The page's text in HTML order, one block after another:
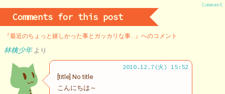
Comment
Comments for this post
『最近のちょっと嬉しかった事とガッカリな事…』へのコメント
林檎少年 より
2010.12.7(火) 15:52
[title] No title
こんにちは～